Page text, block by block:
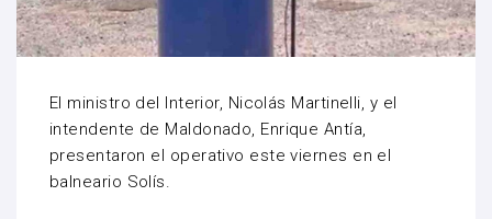
El ministro del Interior, Nicolás Martinelli, y el
intendente de Maldonado, Enrique Antía,
presentaron el operativo este viernes en el
balneario Solís.